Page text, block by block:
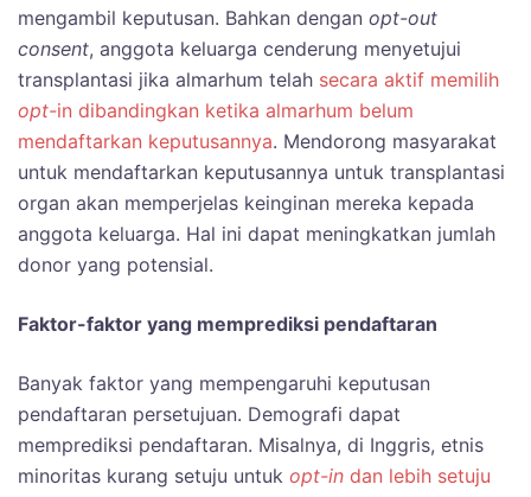
mengambil keputusan. Bahkan dengan opt-out
consent, anggota keluarga cenderung menyetujui
transplantasi jika almarhum telah secara aktif memilih
opt-in dibandingkan ketika almarhum belum
mendaftarkan keputusannya. Mendorong masyarakat
untuk mendaftarkan keputusannya untuk transplantasi
organ akan memperjelas keinginan mereka kepada
anggota keluarga. Hal ini dapat meningkatkan jumlah
donor yang potensial.
Faktor-faktor yang memprediksi pendaftaran
Banyak faktor yang mempengaruhi keputusan
pendaftaran persetujuan. Demografi dapat
memprediksi pendaftaran. Misalnya, di Inggris, etnis
minoritas kurang setuju untuk opt-in dan lebih setuju